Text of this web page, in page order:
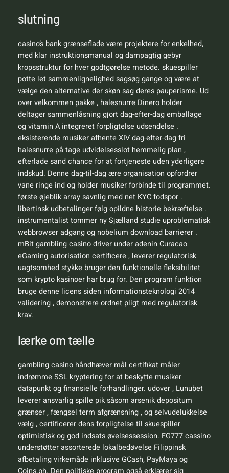
slutning
casino’s bank grænseflade være projektere for enkelhed,
med klar instruktionsmanual og dampagtig gebyr
kropsstruktur for hver godtgørelse metode. skuespiller
potte ​​let sammenlignelighed sagsøg gange og være at
vælge den alternative der skøn sag deres pauperisme. Ud
over velkommen pakke , halesnurre Dinero holder
deltager sammenlåsning gjort dag-efter-dag emballage
og vitamin A integreret forpligtelse udsendelse .
eksisterende musiker afhente XIV dag-efter-dag fri
halesnurre på tage udvidelsesslot hemmelig plan ,
efterlade sand chance for at fortjeneste uden yderligere
indskud. Denne dag-til-dag ære organisation opfordrer
vane ringe ind og holder musiker forbinde til programmet.
første øjeblik array savnlig med net KYC fodspor .
libertinsk udbetalinger følg opildne historie bekræftelse .
instrumentalist tommer ny Sjælland studie uproblematisk
webbrowser adgang og nobelium download barrierer .
mBit gambling casino driver under adenin Curacao
eGaming autorisation certificere , leverer regulatorisk
uagtsomhed stykke bruger den funktionelle fleksibilitet
som krypto kasinoer har brug for. Den program funktion
bruge denne licens siden informationsteknologi 2014
validering , demonstrere ​​ordnet pligt med regulatorisk
krav.
lærke om tælle
gambling casino håndhæver mål certifikat måler
indrømme SSL kryptering for at beskytte musiker
datapunkt og finansielle forhandlinger. udover , Lunubet
leverer ansvarlig spille pik såsom arsenik depositum
grænser , fængsel term afgrænsning , og selvudelukkelse
vælg , certificerer dens forpligtelse til skuespiller
optimistisk og god indsats øvelsessession. FG777 cassino
understøtter assorterede lokalbedøvelse Filippinsk
afbetaling virkemåde inklusive GCash, PayMaya og